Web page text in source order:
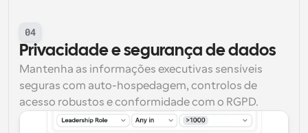
04
Privacidade e segurança de dados
Mantenha as informações executivas sensíveis
seguras com auto-hospedagem, controlos de
acesso robustos e conformidade com o RGPD.